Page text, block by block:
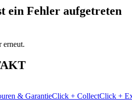
ein Fehler aufgetreten
erneut.
& GarantieClick + CollectClick +